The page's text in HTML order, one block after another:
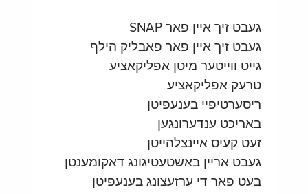
געבט זיך איין פאר SNAP
געבט זיך איין פאר פאבליק הילף
גייט ווייטער מיטן אפליקאציע
טרעק אפליקאציע
ריסערטיפיי בענעפיטן
באריכט ענדערונגען
זעט קעיס איינצלהייטן
געבט אריין באשטעטיגונג דאקומענטן
בעט פאר די ערזעצונג בענעפיטן